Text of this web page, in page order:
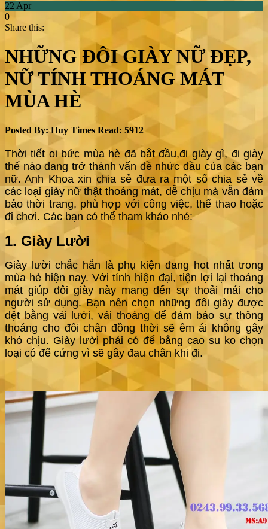
22 Apr
0
Share this:
NHỮNG ĐÔI GIÀY NỮ ĐẸP,
NỮ TÍNH THOÁNG MÁT
MÙA HÈ
Posted By: Huy Times Read: 5912
Thời tiết oi bức mùa hè đã bắt đầu,đi giày gì, đi giày
thế nào đang trở thành vấn đề nhức đầu của các bạn
nữ. Anh Khoa xin chia sẻ đưa ra một số chia sẻ về
các loại giày nữ thật thoáng mát, dễ chịu mà vẫn đảm
bảo thời trang, phù hợp với công việc, thể thao hoặc
đi chơi. Các bạn có thể tham khảo nhé:
1. Giày Lười
Giày lười chắc hẳn là phụ kiện đang hot nhất trong
mùa hè hiện nay. Với tính hiện đại, tiện lợi lại thoáng
mát giúp đôi giày này mang đến sự thoải mái cho
người sử dụng. Bạn nên chọn những đôi giày được
dệt bằng vải lưới, vải thoáng để đảm bảo sự thông
thoáng cho đôi chân đồng thời sẽ êm ái không gây
khó chịu. Giày lười phải có để bằng cao su ko chọn
loại có đế cứng vì sẽ gây đau chân khi đi.